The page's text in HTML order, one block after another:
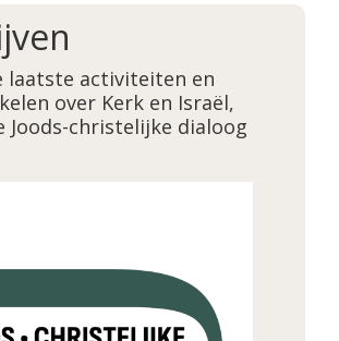
laatste activiteiten en
over Kerk en Israël,
Joods-christelijke dialoog